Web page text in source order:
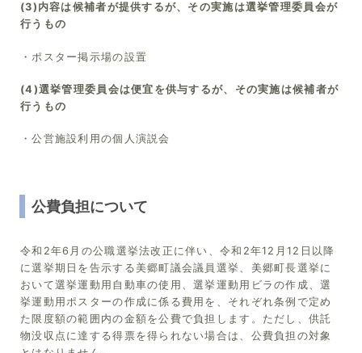
(3)内容は候補者が提供するが、その実施は選挙管理委員会が
行うもの
・ポスター掲示場の設置
(4)選挙管理委員会は便宜を供与するが、その実施は候補者が
行うもの
・公営施設利用の個人演説会
公費負担について
令和2年6月の公職選挙法改正に伴い、令和2年12月12日以降
に選挙期日を告示する美郷町議会議員選挙、美郷町長選挙に
おいて選挙運動用自動車の使用、選挙運動用ビラの作成、選
挙運動用ポスターの作成に係る費用を、それぞれ条例で定め
た限度額の範囲内の金額を公費で負担します。ただし、供託
物没収点に達する得票を得られない場合は、公費負担の対象